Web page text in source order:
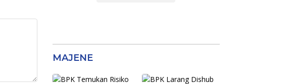
MAJENE